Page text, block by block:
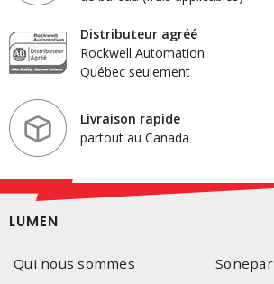
Distributeur agréé
Rockwell Automation
Québec seulement
Livraison rapide
partout au Canada
LUMEN
Qui nous sommes
Sonepar